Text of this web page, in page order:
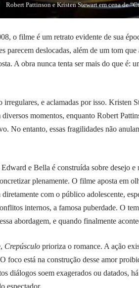
Robert Pattinson e Kristen Stewart em cena de
o filme é um retrato evidente de sua
parecem deslocadas, além de um tom
A obra nunca tenta ser mais do que é:
irregulares, e aclamadas por isso. Kristen
diversos momentos, enquanto Robert
No entanto, essas fragilidades não
e Bella é construída sobre desejo
plenamente. O filme aposta em
diretamente com o público adolescente,
internos, a famosa puberdade. O
abordagem, e quando finalmente
Crepúsculo prioriza o romance. A ação
foco está na construção desse amor
diálogos soem exagerados ou datados,
espectador.